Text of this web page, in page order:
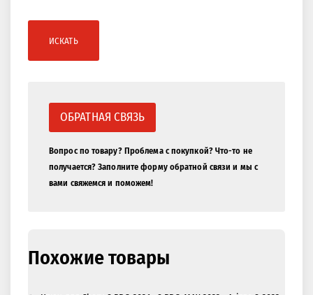
ИСКАТЬ
ОБРАТНАЯ СВЯЗЬ
Вопрос по товару? Проблема с покупкой? Что-то не
получается? Заполните форму обратной связи и мы с
вами свяжемся и поможем!
Похожие товары